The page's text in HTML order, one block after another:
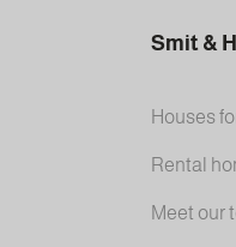
Smit &
Houses
Rental
Meet our